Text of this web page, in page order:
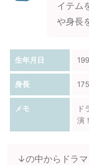
イテム
や身長
生年月日
身長
メモ ド
演！
↓の中からドラ